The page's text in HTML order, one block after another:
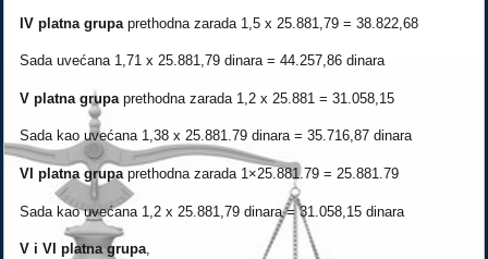
IV platna grupaprethodna zarada 1,5 x 25.881,79 = 38.822,68
Sada uvećana 1,71 x 25.881,79 dinara = 44.257,86 dinara
V platna grupaprethodna zarada 1,2 x 25.881 = 31.058,15
Sada kao uvećana 1,38 x 25.881.79 dinara = 35.716,87 dinara
VI platna grupaprethodna zarada 1×25.881.79 = 25.881.79
Sada kao uvećana 1,2 x 25.881,79 dinara = 31.058,15 dinara
V i VI platna grupa,